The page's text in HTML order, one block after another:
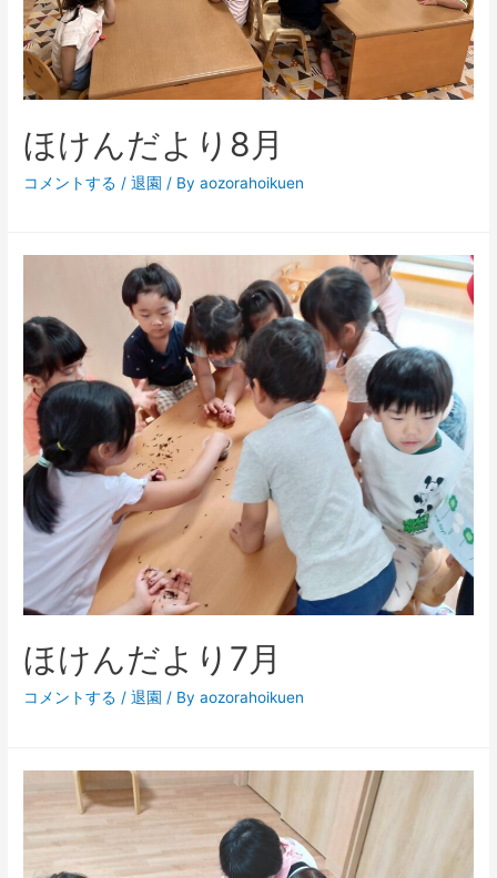
ほけんだより8月
コメントする /退園 / Byaozorahoikuen
ほけんだより7月
コメントする /退園 / Byaozorahoikuen